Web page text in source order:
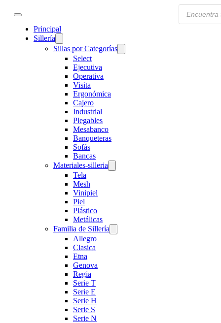
Principal
Sillería
Sillas por Categorías
Select
Ejecutiva
Operativa
Visita
Ergonómica
Cajero
Industrial
Plegables
Mesabanco
Banqueteras
Sofás
Bancas
Materiales-silleria
Tela
Mesh
Vinipiel
Piel
Plástico
Metálicas
Familia de Sillería
Allegro
Clasica
Etna
Genova
Regia
Serie T
Serie E
Serie H
Serie S
Serie N
Products
search